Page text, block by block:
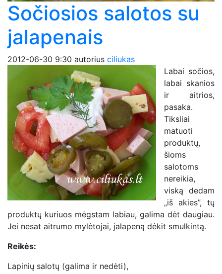
Sočiosios salotos su
jalapenais
2012-06-30 9:30 autorius ciliukas
Labai sočios,
labai skanios
ir aitrios,
pasaka.
Tiksliai
matuoti
produktų,
šioms
salotoms
nereikia,
viską dedam
„iš akies”, tų
produktų kuriuos mėgstam labiau, galima dėt daugiau.
Jei nesat aitrumo mylėtojai, jalapeną dėkit smulkintą.
Reikės:
Lapinių salotų (galima ir nedėti),